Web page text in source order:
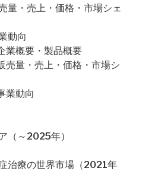
量・売上・価格・市場シェ
動向
業概要・製品概要
売量・売上・価格・市場シ
業動向
（～2025年）
治療の世界市場（2021年